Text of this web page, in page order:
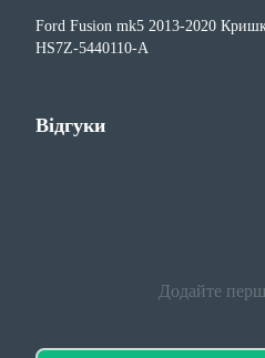
Ford Fusion mk5 2013-2020
HS7Z-5440110-A
Відгуки
Додайте